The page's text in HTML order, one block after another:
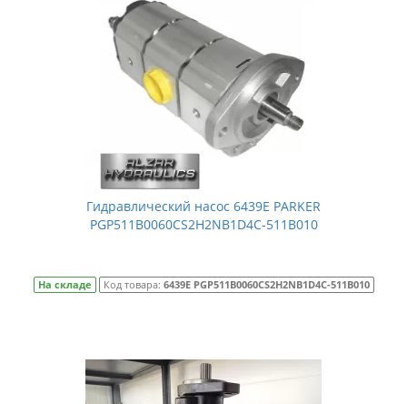
Гидравлический насос 6439E PARKER
PGP511B0060CS2H2NB1D4C-511B010
На складе Код товара: 6439E PGP511B0060CS2H2NB1D4C-511B010